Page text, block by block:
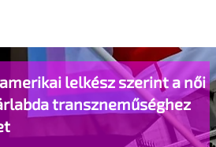
lelkész szerint a női
transzneműséghez